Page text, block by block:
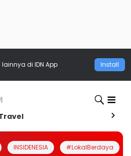
lainnya di IDN App Install
INSIDENESIA #LokalBerdaya